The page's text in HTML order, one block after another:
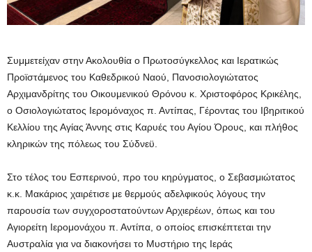
Συμμετείχαν στην Ακολουθία ο Πρωτοσύγκελλος και Ιερατικώς
Προϊστάμενος του Καθεδρικού Ναού, Πανοσιολογιώτατος
Αρχιμανδρίτης του Οικουμενικού Θρόνου κ. Χριστοφόρος Κρικέλης,
ο Οσιολογιώτατος Ιερομόναχος π. Αντίπας, Γέροντας του Ιβηριτικού
Κελλίου της Αγίας Άννης στις Καρυές του Αγίου Όρους, και πλήθος
κληρικών της πόλεως του Σύδνεϋ.
Στο τέλος του Εσπερινού, προ του κηρύγματος, ο Σεβασμιώτατος
κ.κ. Μακάριος χαιρέτισε με θερμούς αδελφικούς λόγους την
παρουσία των συγχοροστατούντων Αρχιερέων, όπως και του
Αγιορείτη Ιερομονάχου π. Αντίπα, ο οποίος επισκέπτεται την
Αυστραλία για να διακονήσει το Μυστήριο της Ιεράς